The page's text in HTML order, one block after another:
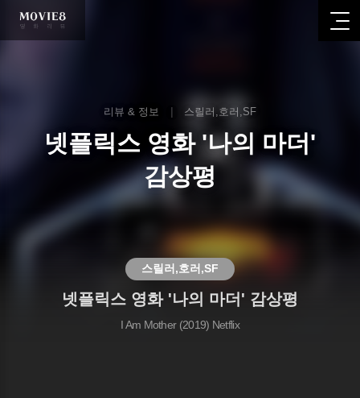
리뷰 & 정보 스릴러,호러,SF
넷플릭스 영화 '나의 마더'
감상평
스릴러,호러,SF
넷플릭스 영화 '나의 마더' 감상평
I Am Mother (2019) Netflix